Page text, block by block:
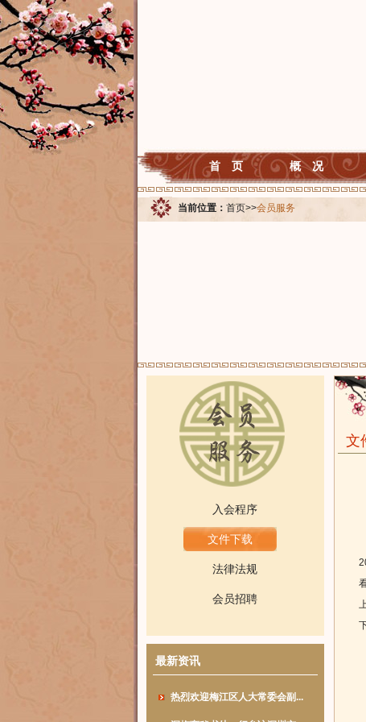
首 页 概 况
当前位置： 首页>>会员服务
入会程序
文件下载
法律法规
会员招聘
最新资讯
热烈欢迎梅江区人大常委会副...
文